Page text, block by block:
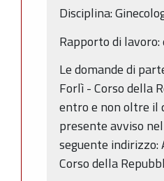
Disciplina:
Rapporto di lavoro:
Le domande di
Forlì - Corso della
entro e non oltre il
presente avviso
seguente indirizzo:
Corso della